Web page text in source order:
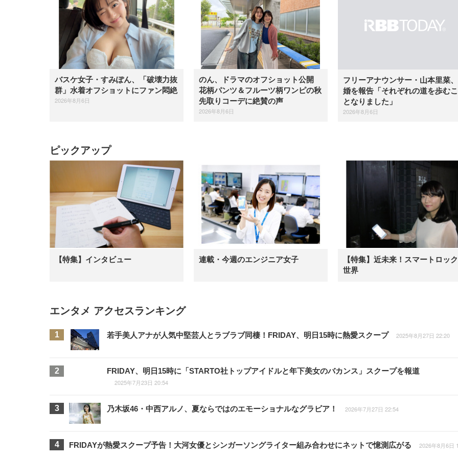
バスケ女子・すみぽん、「破壊力抜
群」水着オフショットにファン悶絶
2026年8月6日
のん、ドラマのオフショット公開
花柄パンツ＆フルーツ柄ワンピの秋
先取りコーデに絶賛の声
2026年8月6日
フリーアナウンサー・山本里菜
婚を報告「それぞれの道を歩む
となりました」
2026年8月6日
ピックアップ
【特集】インタビュー 連載・今週のエンジニア女子
【特集】近未来！スマートロッ
世界
エンタメ アクセスランキング
若手美人アナが人気中堅芸人とラブラブ同棲！FRIDAY、明日15時に熱愛スクープ 2025年8月27日 22:20
FRIDAY、明日15時に「STARTO社トップアイドルと年下美女のバカンス」スクープを報道
2025年7月23日 20:54
乃木坂46・中西アルノ、夏ならではのエモーショナルなグラビア！ 2026年7月27日 22:54
FRIDAYが熱愛スクープ予告！大河女優とシンガーソングライター組み合わせにネットで憶測広がる 2026年8月6日